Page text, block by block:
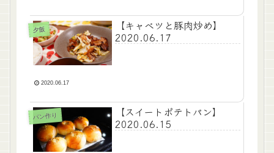
夕飯
【キャベツと豚肉炒め】
2020.06.17
2020.06.17
パン作り
【スイートポテトパン】
2020.06.15